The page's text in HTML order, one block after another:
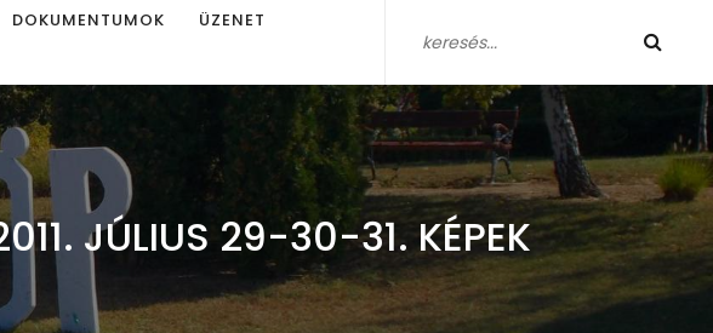
DOKUMENTUMOK ÜZENET
JÚLIUS 29-30-31. KÉPEK